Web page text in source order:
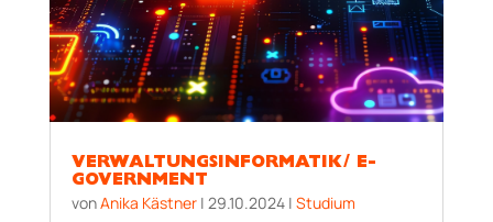
VERWALTUNGSINFORMATIK/ E-
GOVERNMENT
vonAnika Kästner| 29.10.2024| Studium